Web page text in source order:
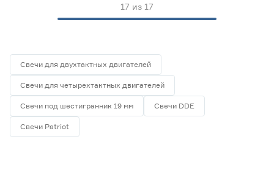
17 из 17
Свечи для двухтактных двигателей
Свечи для четырехтактных двигателей
Свечи под шестигранник 19 мм Свечи DDE
Свечи Patriot